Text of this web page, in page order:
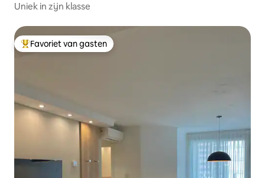
Uniek in zijn klasse
Topfavoriet van gasten
Favoriet van gasten